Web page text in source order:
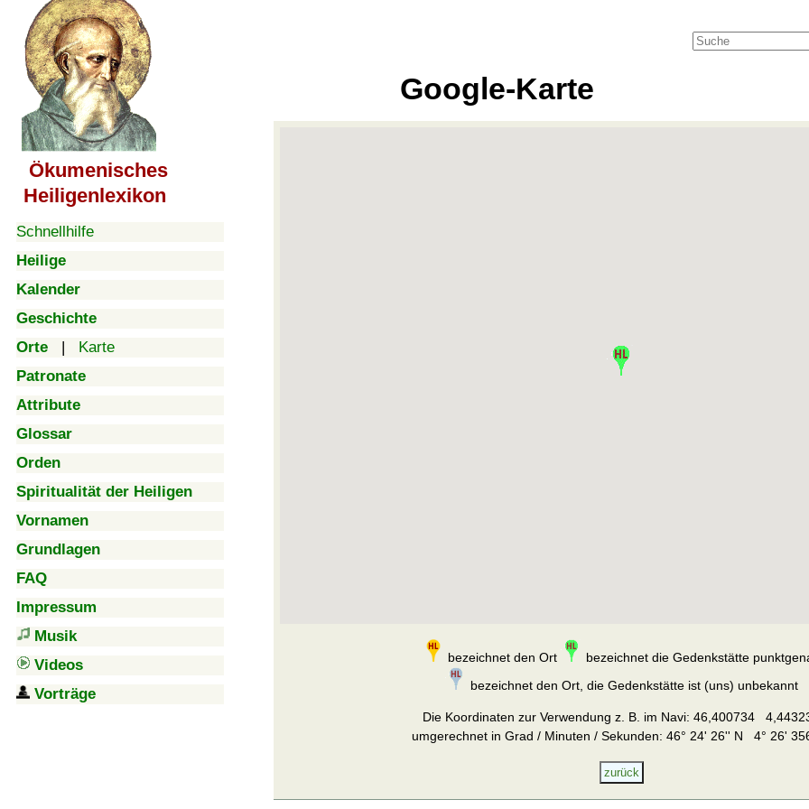
Ökumenisches
Heiligenlexikon
Schnellhilfe
Heilige
Kalender
Geschichte
Orte | Karte
Patronate
Attribute
Glossar
Orden
Spiritualität der Heiligen
Vornamen
Grundlagen
FAQ
Impressum
Musik
Videos
Vorträge
Google-Karte
bezeichnet den Ort
bezeichnet die Gedenkstätte
bezeichnet den Ort, die Gedenkstätte ist (uns) unbekannt
Die Koordinaten zur Verwendung z. B. im Navi: 46,400734
umgerechnet in Grad / Minuten / Sekunden: 46° 24' 26'' N 4° 26'